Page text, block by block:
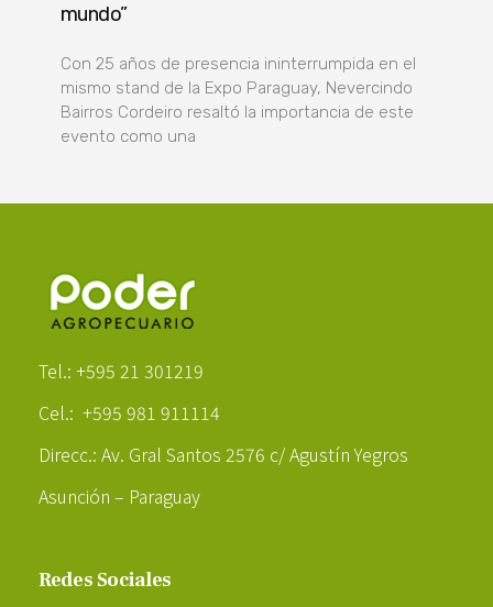
mundo”
Con 25 años de presencia ininterrumpida en el
mismo stand de la Expo Paraguay, Nevercindo
Bairros Cordeiro resaltó la importancia de este
evento como una
Tel.: +595 21 301219
Cel.: +595 981 911114
Direcc.: Av. Gral Santos 2576 c/ Agustín Yegros
Asunción – Paraguay
Redes Sociales